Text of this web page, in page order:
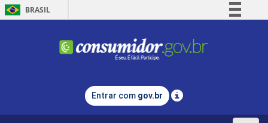
BRASIL
Comunica BR
Legislação
Entrar com gov.br